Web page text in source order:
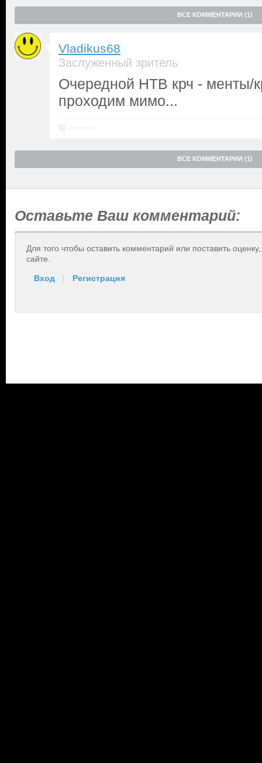
ВСЕ КОММЕНТАРИИ (1)
Vladikus68
Заслуженный зритель
Очередной НТВ крч - менты/
проходим мимо...
ВСЕ КОММЕНТАРИИ (1)
Оставьте Ваш комментарий:
Для того чтобы оставить комментарий или поставить
сайте.
Вход | Регистрация